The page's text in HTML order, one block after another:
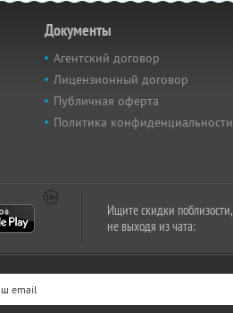
Документы
Агентский договор
Лицензионный договор
Публичная оферта
Политика конфиденциальности
Ищите скидки поблизости,
не выходя из чата: